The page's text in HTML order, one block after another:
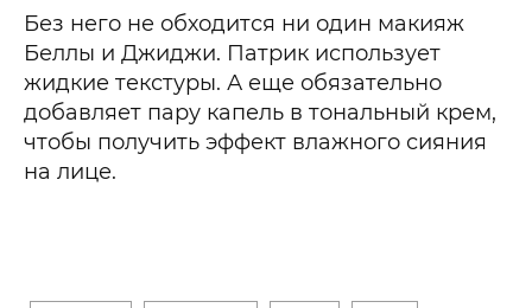
Без него не обходится ни один макияж
Беллы и Джиджи. Патрик использует
жидкие текстуры. А еще обязательно
добавляет пару капель в тональный крем,
чтобы получить эффект влажного сияния
на лице.